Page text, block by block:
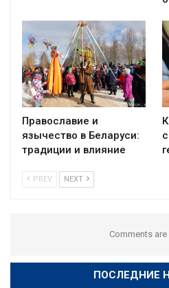
Православие и
язычество в Беларуси:
традиции и влияние
PREV NEXT
Comments
ПОСЛЕДНИЕ